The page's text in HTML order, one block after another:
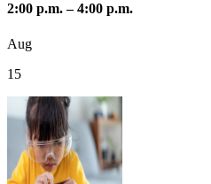
2:00 p.m.–4:00 p.m.
Aug
15